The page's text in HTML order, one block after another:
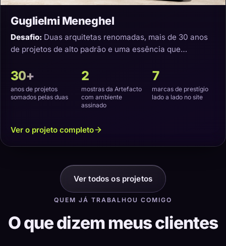
Guglielmi Meneghel
Desafio: Duas arquitetas renomadas, mais de 30 anos
de projetos de alto padrão e uma essência que
30+
anos de projetos
somados pelas duas
2
mostras da Artefacto
com ambiente
assinado
7
marcas de prestígio
lado a lado no site
Ver o projeto completo
Ver todos os projetos
QUEM JÁ TRABALHOU COMIGO
O que dizem meus clientes